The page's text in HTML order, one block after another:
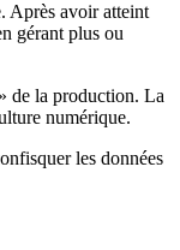
Après avoir atteint
gérant plus ou
de la production. La
numérique.
les données